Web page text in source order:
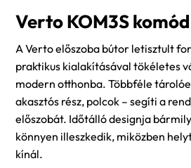
Verto KOM3S komód
A Verto előszoba bútor letisztult
praktikus kialakításával tökéletes
modern otthonba. Többféle
akasztós rész, polcok – segíti a
előszobát. Időtálló designja
könnyen illeszkedik, miközben
kínál.